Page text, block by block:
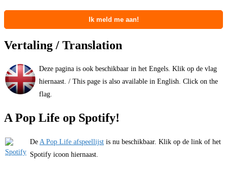
Vertaling / Translation
Deze pagina is ook beschikbaar in het Engels. Klik op de vlag
hiernaast. / This page is also available in English. Click on the
flag.
A Pop Life op Spotify!
De A Pop Life afspeellijst is nu beschikbaar. Klik op de link of het
Spotify icoon hiernaast.